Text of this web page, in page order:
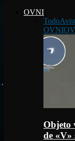
OVNI
Todo
OVNI
Objeto
de «V»